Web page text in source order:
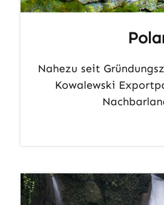
Nahezu seit
Kowalewski